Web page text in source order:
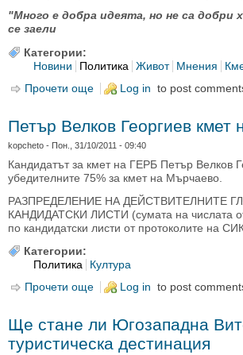
"Много е добра идеята, но не са добри
се заели
Категории:
Новини
Политика Живот Мнения
Прочети още about Хората в Мърчаево
Log in to post
Петър Велков Георгиев кмет
kopcheto - Пон., 31/10/2011 - 09:40
Кандидатът за кмет на ГЕРБ Петър Велков
убедителните 75% за кмет на Мърчаево.
РАЗПРЕДЕЛЕНИЕ НА ДЕЙСТВИТЕЛНИТЕ
КАНДИДАТСКИ ЛИСТИ (сумата на числата
по кандидатски листи от протоколите на
Категории:
Политика
Култура
Прочети още about Петър Велков
Log in to post
Ще стане ли Югозападна
туристическа дестинация